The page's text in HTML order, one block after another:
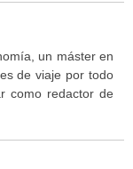
un máster en
de viaje por todo
como redactor de